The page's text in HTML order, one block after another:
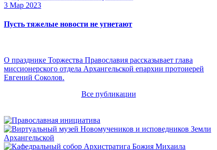
3 Мар 2023
Пусть тяжелые новости не угнетают
О празднике Торжества Православия рассказывает глава
миссионерского отдела Архангельской епархии протоиерей
Евгений Соколов.
Все публикации